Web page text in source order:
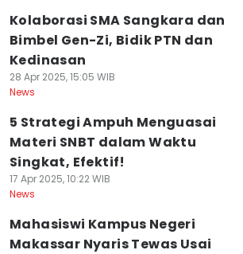
Kolaborasi SMA Sangkara dan
Bimbel Gen-Zi, Bidik PTN dan
Kedinasan
28 Apr 2025, 15:05 WIB
News
5 Strategi Ampuh Menguasai
Materi SNBT dalam Waktu
Singkat, Efektif!
17 Apr 2025, 10:22 WIB
News
Mahasiswi Kampus Negeri
Makassar Nyaris Tewas Usai